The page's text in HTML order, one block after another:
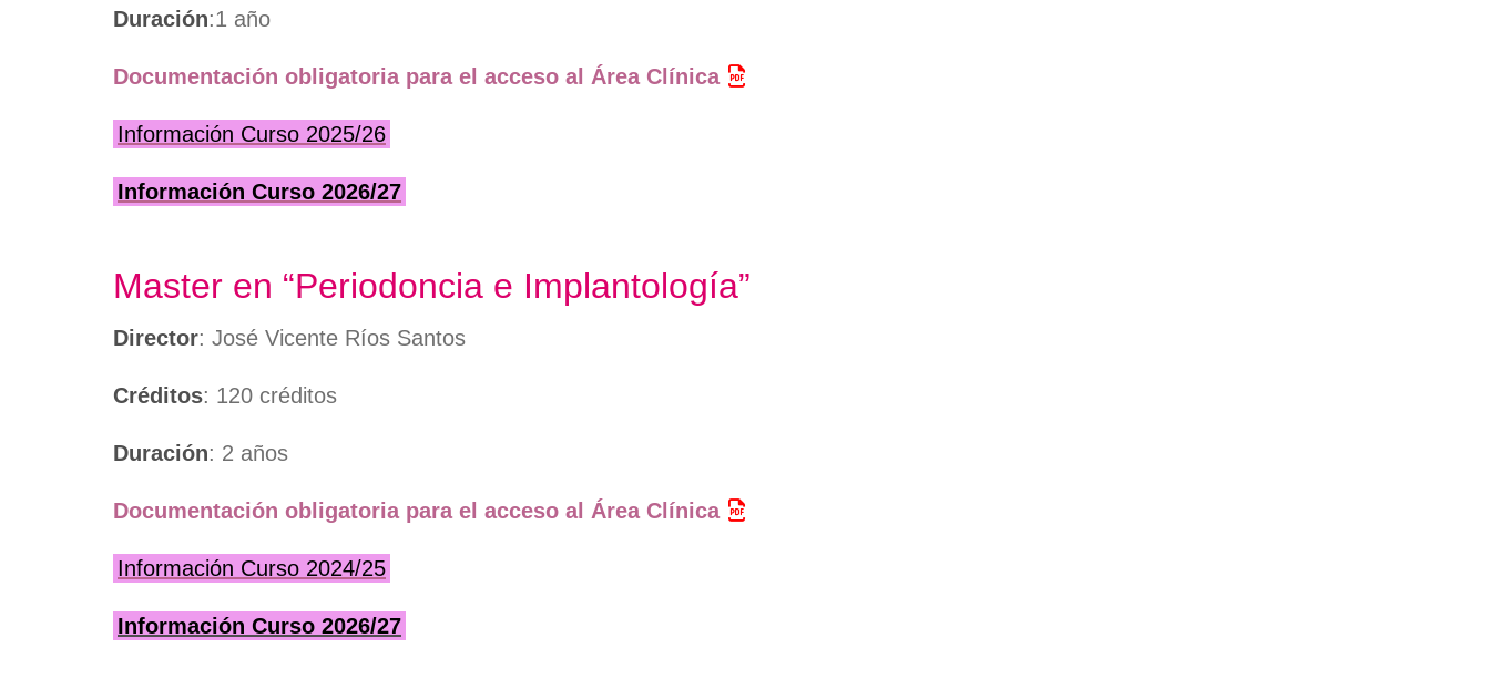
Duración:1 año
Documentación obligatoria para el acceso al Área Clínica
Información Curso 2025/26
Información Curso 2026/27
Master en “Periodoncia e Implantología”
Director: José Vicente Ríos Santos
Créditos: 120 créditos
Duración: 2 años
Documentación obligatoria para el acceso al Área Clínica
Información Curso 2024/25
Información Curso 2026/27